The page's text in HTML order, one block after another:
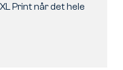
Print når det hele